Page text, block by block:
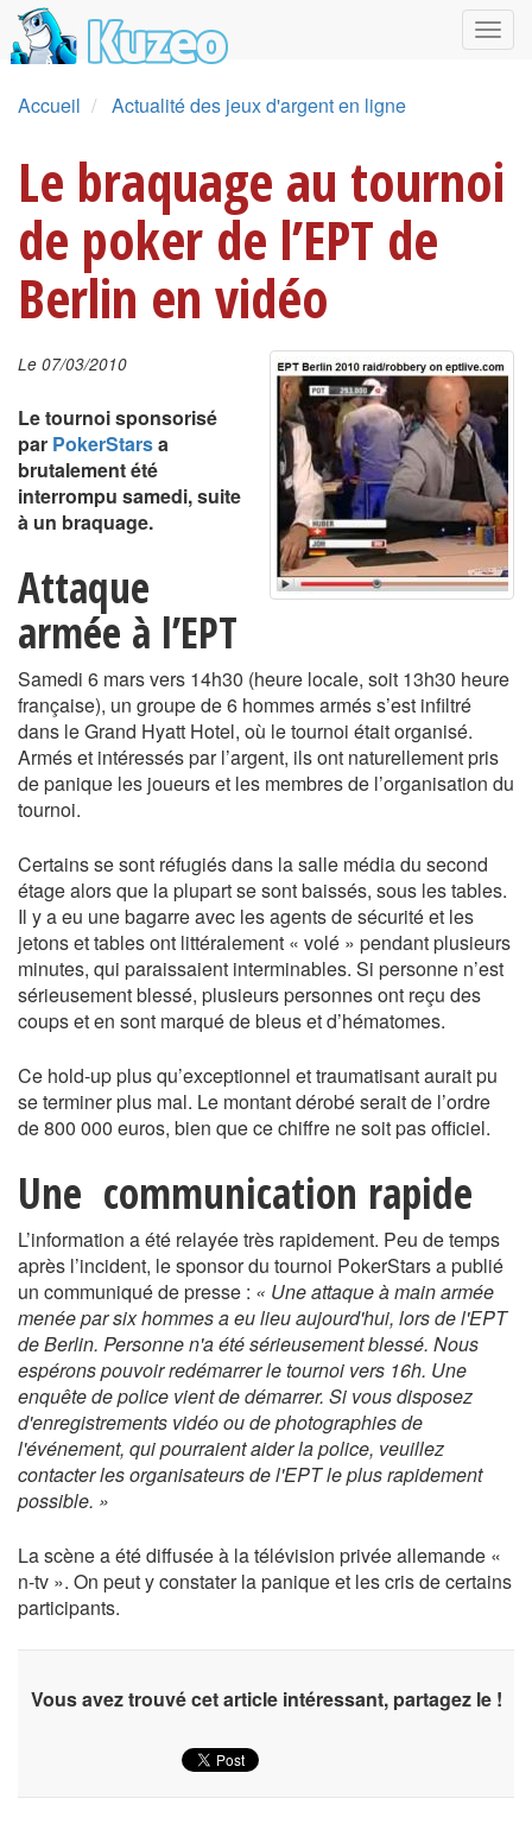
Accueil Actualité des jeux d'argent en ligne
Le braquage au tournoi
de poker de l’EPT de
Berlin en vidéo
Le 07/03/2010
Le tournoi sponsorisé
par PokerStarsa
brutalement été
interrompu samedi, suite
à un braquage.
Attaque
armée à l’EPT
Samedi 6 mars vers 14h30 (heure locale, soit 13h30 heure
française), un groupe de 6 hommes armés s’est infiltré
dans le Grand Hyatt Hotel, où le tournoi était organisé.
Armés et intéressés par l’argent, ils ont naturellement pris
de panique les joueurs et les membres de l’organisation du
tournoi.
Certains se sont réfugiés dans la salle média du second
étage alors que la plupart se sont baissés, sous les tables.
Il y a eu une bagarre avec les agents de sécurité et les
jetons et tables ont littéralement « volé » pendant plusieurs
minutes, qui paraissaient interminables. Si personne n’est
sérieusement blessé, plusieurs personnes ont reçu des
coups et en sont marqué de bleus et d’hématomes.
Ce hold-up plus qu’exceptionnel et traumatisant aurait pu
se terminer plus mal. Le montant dérobé serait de l’ordre
de 800 000 euros, bien que ce chiffre ne soit pas officiel.
Une communication rapide
L’information a été relayée très rapidement. Peu de temps
après l’incident, le sponsor du tournoi PokerStars a publié
un communiqué de presse : « Une attaque à main armée
menée par six hommes a eu lieu aujourd'hui, lors de l'EPT
de Berlin. Personne n'a été sérieusement blessé. Nous
espérons pouvoir redémarrer le tournoi vers 16h. Une
enquête de police vient de démarrer. Si vous disposez
d'enregistrements vidéo ou de photographies de
l'événement, qui pourraient aider la police, veuillez
contacter les organisateurs de l'EPT le plus rapidement
possible. »
La scène a été diffusée à la télévision privée allemande «
n-tv ». On peut y constater la panique et les cris de certains
participants.
Vous avez trouvé cet article intéressant, partagez le !